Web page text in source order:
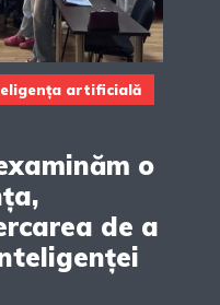
artificială
o
de a